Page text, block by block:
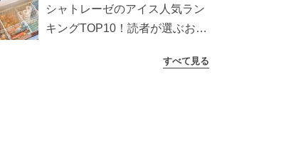
シャトレーゼのアイス人気ラン
キングTOP10！読者が選ぶおす
すべて見る